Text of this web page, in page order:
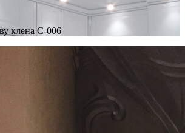
клена С-006